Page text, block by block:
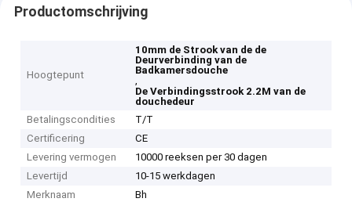
Productomschrijving
Hoogtepunt
10mm de Strook van de de
Deurverbinding van de
Badkamersdouche
,
De Verbindingsstrook 2.2M van de
douchedeur
Betalingscondities
T/T
Certificering
CE
Levering vermogen
10000 reeksen per 30 dagen
Levertijd
10-15 werkdagen
Merknaam
Bh